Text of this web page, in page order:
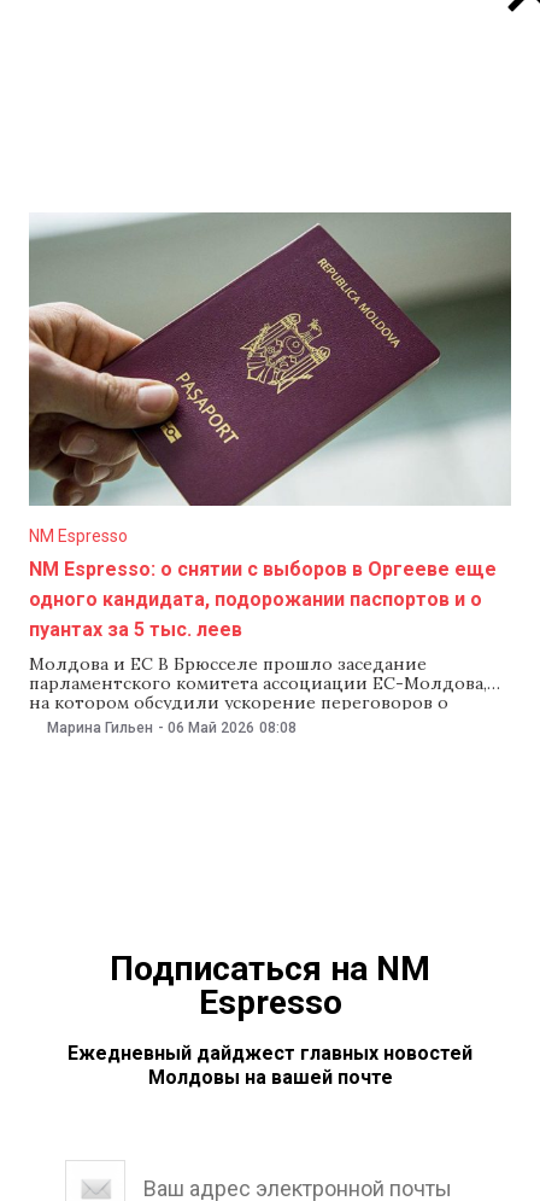
NM Espresso
NM Espresso: о снятии с выборов в Оргееве еще
одного кандидата, подорожании паспортов и о
пуантах за 5 тыс. леев
Молдова и ЕС В Брюсселе прошло заседание
парламентского комитета ассоциации ЕС-Молдова,
на котором обсудили ускорение переговоров о
вступлении Молдовы в Евросоюз. Евродепутат
Зигфрид Мурешан заявил, что цель — открыть
Марина Гильен - 06 Май 2026 08:08
Подписаться на NM
Espresso
Ежедневный дайджест главных новостей
Молдовы на вашей почте